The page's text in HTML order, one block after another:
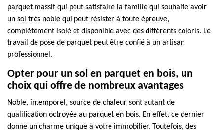
parquet massif qui peut satisfaire la famille qui souhaite avoir
un sol très noble qui peut résister à toute épreuve,
complètement isolé et disponible avec des différents coloris. Le
travail de pose de parquet peut être confié à un artisan
professionnel.
Opter pour un sol en parquet en bois, un
choix qui offre de nombreux avantages
Noble, intemporel, source de chaleur sont autant de
qualification octroyée au parquet en bois. En effet, ce dernier
donne un charme unique à votre immobilier. Toutefois, des